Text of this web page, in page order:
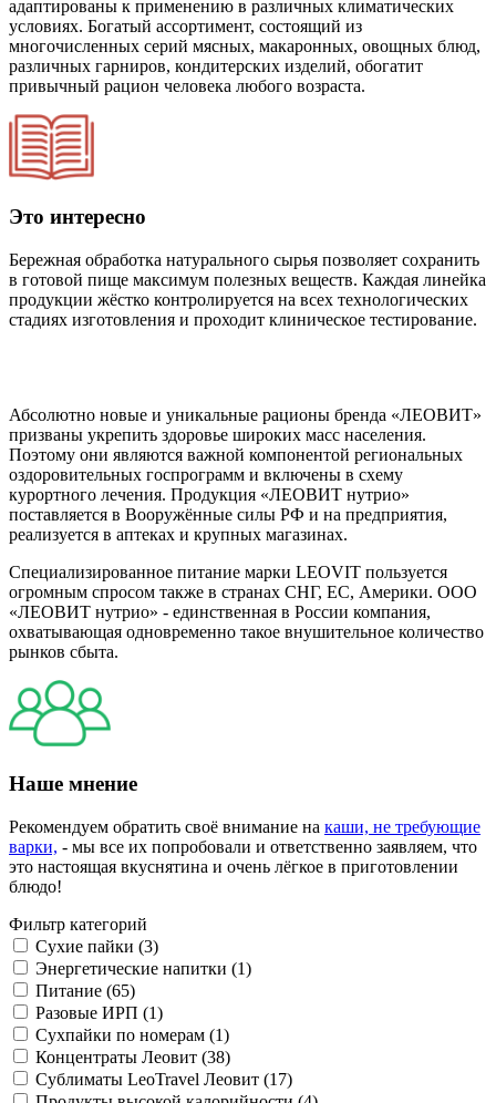
адаптированы к применению в различных климатических
условиях. Богатый ассортимент, состоящий из
многочисленных серий мясных, макаронных, овощных блюд,
различных гарниров, кондитерских изделий, обогатит
привычный рацион человека любого возраста.
Это интересно
Бережная обработка натурального сырья позволяет сохранить
в готовой пище максимум полезных веществ. Каждая линейка
продукции жёстко контролируется на всех технологических
стадиях изготовления и проходит клиническое тестирование.
Абсолютно новые и уникальные рационы бренда «ЛЕОВИТ»
призваны укрепить здоровье широких масс населения.
Поэтому они являются важной компонентой региональных
оздоровительных госпрограмм и включены в схему
курортного лечения. Продукция «ЛЕОВИТ нутрио»
поставляется в Вооружённые силы РФ и на предприятия,
реализуется в аптеках и крупных магазинах.
Специализированное питание марки LEOVIT пользуется
огромным спросом также в странах СНГ, ЕС, Америки. ООО
«ЛЕОВИТ нутрио» - единственная в России компания,
охватывающая одновременно такое внушительное количество
рынков сбыта.
Наше мнение
Рекомендуем обратить своё внимание на каши, не требующие
варки, - мы все их попробовали и ответственно заявляем, что
это настоящая вкуснятина и очень лёгкое в приготовлении
блюдо!
Фильтр категорий
Сухие пайки (3)
Энергетические напитки (1)
Питание (65)
Разовые ИРП (1)
Сухпайки по номерам (1)
Концентраты Леовит (38)
Сублиматы LeoTravel Леовит (17)